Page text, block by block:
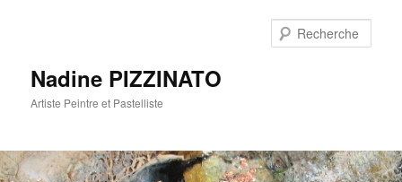
Nadine PIZZINATO
Artiste Peintre et Pastelliste